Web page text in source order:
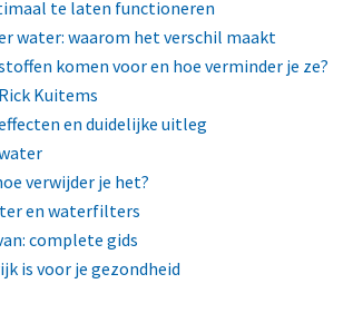
te laten functioneren
water: waarom het verschil maakt
komen voor en hoe verminder je ze?
Kuitems
en duidelijke uitleg
verwijder je het?
en waterfilters
complete gids
is voor je gezondheid